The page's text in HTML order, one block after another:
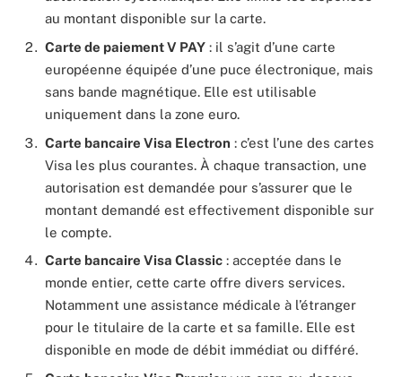
au montant disponible sur la carte.
Carte de paiement V PAY : il s’agit d’une carte
européenne équipée d’une puce électronique, mais
sans bande magnétique. Elle est utilisable
uniquement dans la zone euro.
Carte bancaire Visa Electron : c’est l’une des cartes
Visa les plus courantes. À chaque transaction, une
autorisation est demandée pour s’assurer que le
montant demandé est effectivement disponible sur
le compte.
Carte bancaire Visa Classic : acceptée dans le
monde entier, cette carte offre divers services.
Notamment une assistance médicale à l’étranger
pour le titulaire de la carte et sa famille. Elle est
disponible en mode de débit immédiat ou différé.